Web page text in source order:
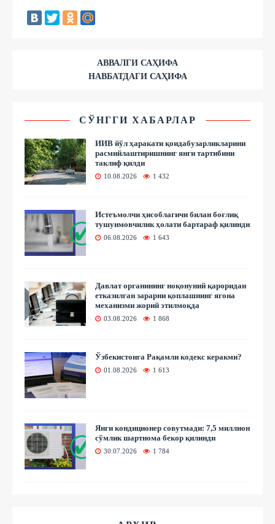
АВВАЛГИ САҲИФА
НАВБАТДАГИ САҲИФА
СЎНГГИ ХАБАРЛАР
ИИВ йўл ҳаракати қоидабузарликларини
расмийлаштиришнинг янги тартибини
таклиф қилди
10.08.2026 1 432
Истеъмолчи ҳисоблагичи билан боғлиқ
тушунмовчилик ҳолати бартараф қилинди
06.08.2026 1 643
Давлат органининг ноқонуний қароридан
етказилган зарарни қоплашнинг ягона
механизми жорий этилмоқда
03.08.2026 1 868
Ўзбекистонга Рақамли кодекс керакми?
01.08.2026 1 613
Янги кондиционер совутмади: 7,5 миллион
сўмлик шартнома бекор қилинди
30.07.2026 1 784